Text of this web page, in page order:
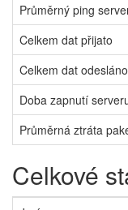
Průměrný ping
Celkem dat přijato
Celkem dat odesláno
Doba zapnutí
Průměrná ztráta
Celkové